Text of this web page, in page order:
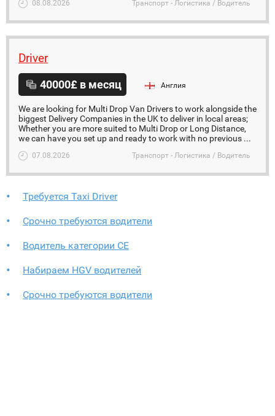
08.08.2026 Транспорт - Логистика / Водитель
Driver
40000£ в месяц Англия
We are looking for Multi Drop Van Drivers to work alongside the
biggest Delivery Companies in the UK to deliver in local areas;
Whether you are more suited to Multi Drop or Long Distance,
we can have you set up and ready to work with no previous ...
07.08.2026 Транспорт - Логистика / Водитель
Требуется Taxi Driver
Срочно требуются водители
Водитель категории СЕ
Набираем HGV водителей
Срочно требуются водители